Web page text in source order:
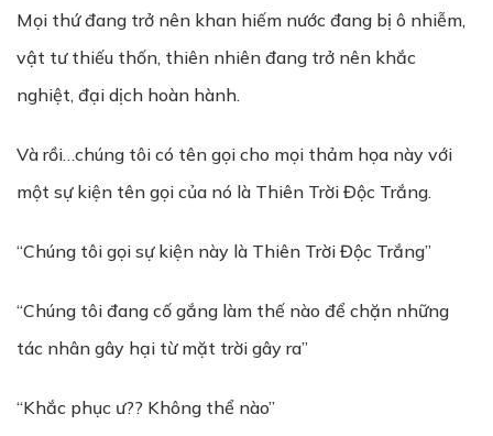
Mọi thứ đang trở nên khan hiếm nước đang bị ô nhiễm,
vật tư thiếu thốn, thiên nhiên đang trở nên khắc
nghiệt, đại dịch hoàn hành.
Và rồi…chúng tôi có tên gọi cho mọi thảm họa này với
một sự kiện tên gọi của nó là Thiên Trời Độc Trắng.
“Chúng tôi gọi sự kiện này là Thiên Trời Độc Trắng”
“Chúng tôi đang cố gắng làm thế nào để chặn những
tác nhân gây hại từ mặt trời gây ra”
“Khắc phục ư?? Không thể nào”